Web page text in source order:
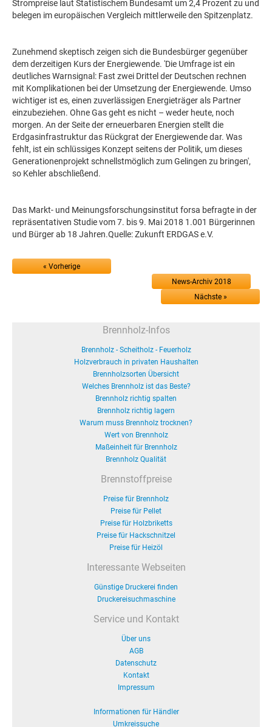
Strompreise laut Statistischem Bundesamt um 2,4 Prozent zu und
belegen im europäischen Vergleich mittlerweile den Spitzenplatz.
Zunehmend skeptisch zeigen sich die Bundesbürger gegenüber
dem derzeitigen Kurs der Energiewende. 'Die Umfrage ist ein
deutliches Warnsignal: Fast zwei Drittel der Deutschen rechnen
mit Komplikationen bei der Umsetzung der Energiewende. Umso
wichtiger ist es, einen zuverlässigen Energieträger als Partner
einzubeziehen. Ohne Gas geht es nicht – weder heute, noch
morgen. An der Seite der erneuerbaren Energien stellt die
Erdgasinfrastruktur das Rückgrat der Energiewende dar. Was
fehlt, ist ein schlüssiges Konzept seitens der Politik, um dieses
Generationenprojekt schnellstmöglich zum Gelingen zu bringen',
so Kehler abschließend.
Das Markt- und Meinungsforschungsinstitut forsa befragte in der
repräsentativen Studie vom 7. bis 9. Mai 2018 1.001 Bürgerinnen
und Bürger ab 18 Jahren.Quelle: Zukunft ERDGAS e.V.
« Vorherige
News-Archiv 2018
Nächste »
Brennholz-Infos
Brennholz - Scheitholz - Feuerholz
Holzverbrauch in privaten Haushalten
Brennholzsorten Übersicht
Welches Brennholz ist das Beste?
Brennholz richtig spalten
Brennholz richtig lagern
Warum muss Brennholz trocknen?
Wert von Brennholz
Maßeinheit für Brennholz
Brennholz Qualität
Brennstoffpreise
Preise für Brennholz
Preise für Pellet
Preise für Holzbriketts
Preise für Hackschnitzel
Preise für Heizöl
Interessante Webseiten
Günstige Druckerei finden
Druckereisuchmaschine
Service und Kontakt
Über uns
AGB
Datenschutz
Kontakt
Impressum
Informationen für Händler
Umkreissuche